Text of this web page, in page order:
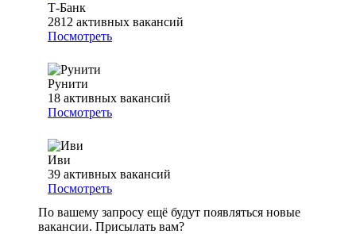
Т-Банк
2812 активных вакансий
Посмотреть
Рунити
18 активных вакансий
Посмотреть
Иви
39 активных вакансий
Посмотреть
По вашему запросу ещё будут появляться новые
вакансии. Присылать вам?